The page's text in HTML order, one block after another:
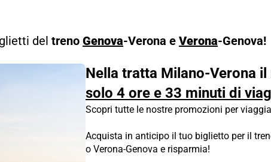
del treno Genova-Verona e Verona-Genova!
Nella tratta Milano-Verona
solo 4 ore e 33 minuti di
Scopri tutte le nostre promozioni per
Acquista in anticipo il tuo biglietto per il
o Verona-Genova e risparmia!